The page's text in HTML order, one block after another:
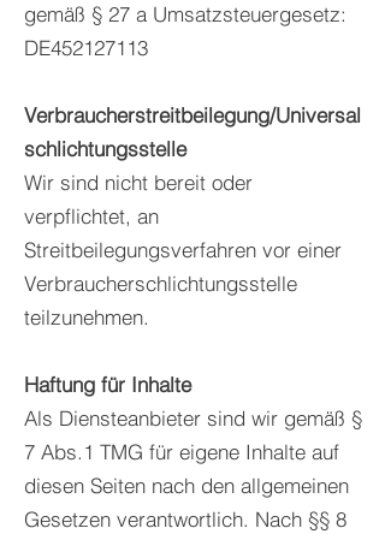
gemäß § 27 a Umsatzsteuergesetz:
DE452127113
Verbraucherstreitbeilegung/Universal
schlichtungsstelle
Wir sind nicht bereit oder
verpflichtet, an
Streitbeilegungsverfahren vor einer
Verbraucherschlichtungsstelle
teilzunehmen.
Haftung für Inhalte
Als Diensteanbieter sind wir gemäß §
7 Abs.1 TMG für eigene Inhalte auf
diesen Seiten nach den allgemeinen
Gesetzen verantwortlich. Nach §§ 8